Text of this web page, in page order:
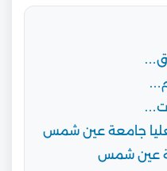
جامعة عين شمس
عين شمس